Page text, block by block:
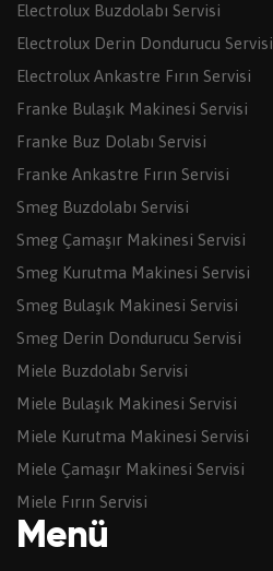
Electrolux Buzdolabı Servisi
Electrolux Derin Dondurucu Servisi
Electrolux Ankastre Fırın Servisi
Franke Bulaşık Makinesi Servisi
Franke Buz Dolabı Servisi
Franke Ankastre Fırın Servisi
Smeg Buzdolabı Servisi
Smeg Çamaşır Makinesi Servisi
Smeg Kurutma Makinesi Servisi
Smeg Bulaşık Makinesi Servisi
Smeg Derin Dondurucu Servisi
Miele Buzdolabı Servisi
Miele Bulaşık Makinesi Servisi
Miele Kurutma Makinesi Servisi
Miele Çamaşır Makinesi Servisi
Miele Fırın Servisi
Menü